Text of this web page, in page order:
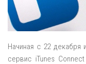
Начиная с 22 декабря
сервис iTunes